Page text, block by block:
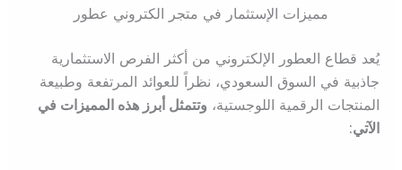
مميزات الإستثمار في متجر الكتروني عطور
يُعد قطاع العطور الإلكتروني من أكثر الفرص الاستثمارية
جاذبية في السوق السعودي، نظراً للعوائد المرتفعة وطبيعة
المنتجات الرقمية اللوجستية، وتتمثل أبرز هذه المميزات في
الآتي: